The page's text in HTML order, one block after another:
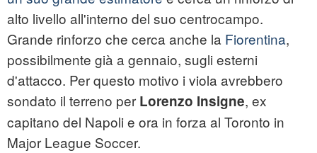
alto livello all'interno del suo centrocampo.
Grande rinforzo che cerca anche la Fiorentina,
possibilmente già a gennaio, sugli esterni
d'attacco. Per questo motivo i viola avrebbero
sondato il terreno per Lorenzo Insigne, ex
capitano del Napoli e ora in forza al Toronto in
Major League Soccer.